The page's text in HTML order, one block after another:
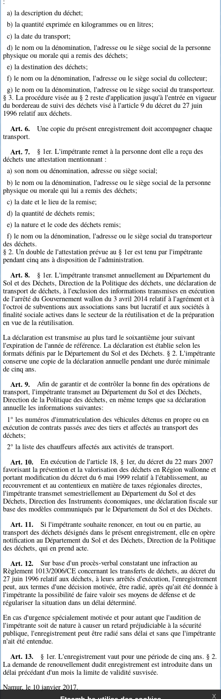
a) la description du déchet;
b) la quantité exprimée en kilogrammes ou en litres;
c) la date du transport;
d) le nom ou la dénomination, l'adresse ou le siège social de la personne
physique ou morale qui a remis des déchets;
e) la destination des déchets;
f) le nom ou la dénomination, l'adresse ou le siège social du collecteur;
g) le nom ou la dénomination, l'adresse ou le siège social du transporteur.
§ 3. La procédure visée au § 2 reste d'application jusqu'à l'entrée en vigueur
du bordereau de suivi des déchets visé à l'article 9 du décret du 27 juin
1996 relatif aux déchets.
Art. 6.
Une copie du présent enregistrement doit accompagner chaque
transport.
Art. 7.
§ 1er. L'impétrante remet à la personne dont elle a reçu des
déchets une attestation mentionnant :
a) son nom ou dénomination, adresse ou siège social;
b) le nom ou la dénomination, l'adresse ou le siège social de la personne
physique ou morale qui lui a remis des déchets;
c) la date et le lieu de la remise;
d) la quantité de déchets remis;
e) la nature et le code des déchets remis;
f) le nom ou la dénomination, l'adresse ou le siège social du transporteur
des déchets.
§ 2. Un double de l'attestation prévue au § 1er est tenu par l'impétrante
pendant cinq ans à disposition de l'administration.
Art. 8.
§ 1er. L'impétrante transmet annuellement au Département du
Sol et des Déchets, Direction de la Politique des déchets, une déclaration de
transport de déchets, à l'exclusion des informations transmises en exécution
de l'arrêté du Gouvernement wallon du 3 avril 2014 relatif à l'agrément et à
l'octroi de subventions aux associations sans but lucratif et aux sociétés à
finalité sociale actives dans le secteur de la réutilisation et de la préparation
en vue de la réutilisation.
La déclaration est transmise au plus tard le soixantième jour suivant
l'expiration de l'année de référence. La déclaration est établie selon les
formats définis par le Département du Sol et des Déchets. § 2. L'impétrante
conserve une copie de la déclaration annuelle pendant une durée minimale
de cinq ans.
Art. 9.
Afin de garantir et de contrôler la bonne fin des opérations de
transport, l'impétrante transmet au Département du Sol et des Déchets,
Direction de la Politique des déchets, en même temps que sa déclaration
annuelle les informations suivantes:
1° les numéros d'immatriculation des véhicules détenus en propre ou en
exécution de contrats passés avec des tiers et affectés au transport des
déchets;
2° la liste des chauffeurs affectés aux activités de transport.
Art. 10.
En exécution de l'article 18, § 1er, du décret du 22 mars 2007
favorisant la prévention et la valorisation des déchets en Région wallonne et
portant modification du décret du 6 mai 1999 relatif à l'établissement, au
recouvrement et au contentieux en matière de taxes régionales directes,
l'impétrante transmet semestriellement au Département du Sol et des
Déchets, Direction des Instruments économiques, une déclaration fiscale sur
base des modèles communiqués par le Département du Sol et des Déchets.
Art. 11.
Si l'impétrante souhaite renoncer, en tout ou en partie, au
transport des déchets désignés dans le présent enregistrement, elle en opère
notification au Département du Sol et des Déchets, Direction de la Politique
des déchets, qui en prend acte.
Art. 12.
Sur base d'un procès-verbal constatant une infraction au
Règlement 1013/2006/CE concernant les transferts de déchets, au décret du
27 juin 1996 relatif aux déchets, à leurs arrêtés d'exécution, l'enregistrement
peut, aux termes d'une décision motivée, être radié, après qu'ait été donnée à
l'impétrante la possibilité de faire valoir ses moyens de défense et de
régulariser la situation dans un délai déterminé.
En cas d'urgence spécialement motivée et pour autant que l'audition de
l'impétrante soit de nature à causer un retard préjudiciable à la sécurité
publique, l'enregistrement peut être radié sans délai et sans que l'impétrante
n'ait été entendue.
Art. 13.
§ 1er. L'enregistrement vaut pour une période de cinq ans. § 2.
La demande de renouvellement dudit enregistrement est introduite dans un
délai précédant d'un mois la limite de validité susvisée.
Namur, le 10 janvier 2017.
x